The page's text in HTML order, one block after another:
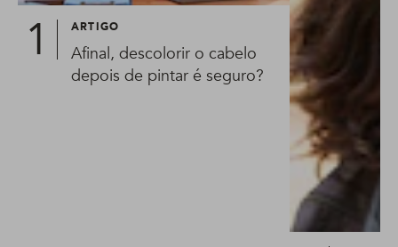
ARTIGO
Afinal, descolorir o cabelo
depois de pintar é seguro?